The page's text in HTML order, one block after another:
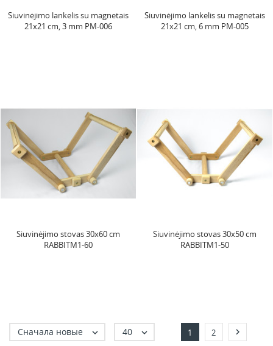
Siuvinėjimo lankelis su magnetais
21x21 cm, 3 mm PM-006
Siuvinėjimo lankelis su magnetais
21x21 cm, 6 mm PM-005
Siuvinėjimo stovas 30x60 cm
RABBITM1-60
Siuvinėjimo stovas 30x50 cm
RABBITM1-50
Сначала новые  40  1 2 